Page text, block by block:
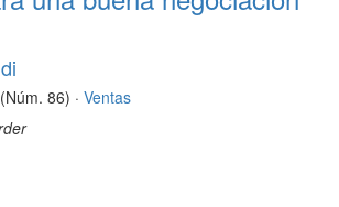
(Núm. 86) · Ventas